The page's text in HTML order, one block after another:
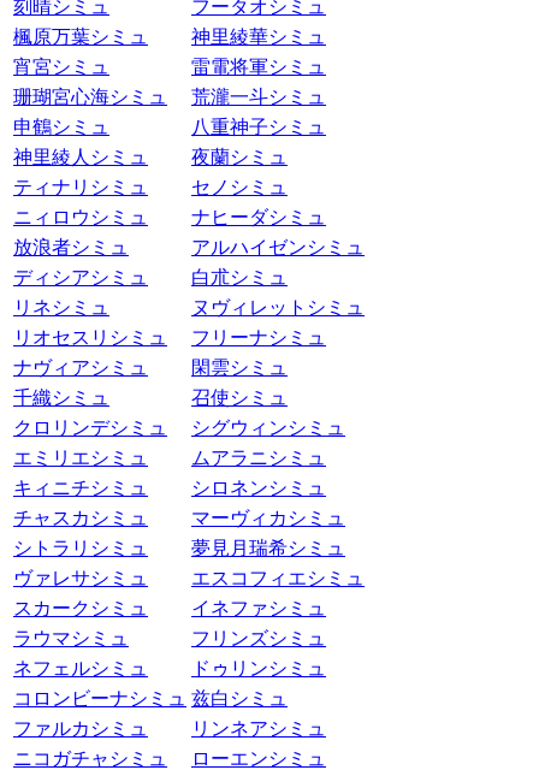
刻晴シミュ
フータオシミュ
楓原万葉シミュ
神里綾華シミュ
宵宮シミュ
雷電将軍シミュ
珊瑚宮心海シミュ
荒瀧一斗シミュ
申鶴シミュ
八重神子シミュ
神里綾人シミュ
夜蘭シミュ
ティナリシミュ
セノシミュ
ニィロウシミュ
ナヒーダシミュ
放浪者シミュ
アルハイゼンシミュ
ディシアシミュ
白朮シミュ
リネシミュ
ヌヴィレットシミュ
リオセスリシミュ
フリーナシミュ
ナヴィアシミュ
閑雲シミュ
千織シミュ
召使シミュ
クロリンデシミュ
シグウィンシミュ
エミリエシミュ
ムアラニシミュ
キィニチシミュ
シロネンシミュ
チャスカシミュ
マーヴィカシミュ
シトラリシミュ
夢見月瑞希シミュ
ヴァレサシミュ
エスコフィエシミュ
スカークシミュ
イネファシミュ
ラウマシミュ
フリンズシミュ
ネフェルシミュ
ドゥリンシミュ
コロンビーナシミュ 兹白シミュ
ファルカシミュ
リンネアシミュ
ニコガチャシミュ
ローエンシミュ